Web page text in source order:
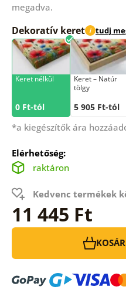
megadva.
Dekoratív keret i tudj
Keret nélkül
0 Ft-tól
Keret – Natúr
tölgy
5 905 Ft-tól
*a kiegészítők ára
Elérhetőség:
raktáron
Kedvenc termékek
11 445 Ft